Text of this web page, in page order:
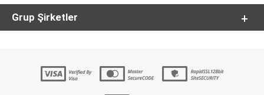
Grup Şirketler